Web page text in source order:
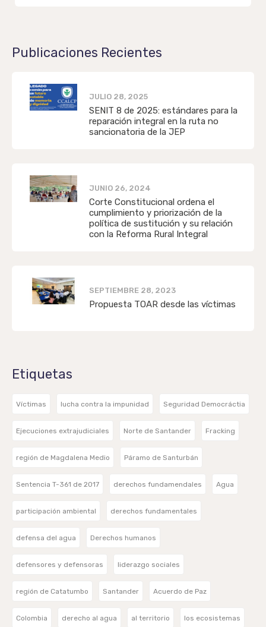
Publicaciones Recientes
JULIO 28, 2025
SENIT 8 de 2025: estándares para la
reparación integral en la ruta no
sancionatoria de la JEP
JUNIO 26, 2024
Corte Constitucional ordena el
cumplimiento y priorización de la
política de sustitución y su relación
con la Reforma Rural Integral
SEPTIEMBRE 28, 2023
Propuesta TOAR desde las víctimas
Etiquetas
Víctimas lucha contra la impunidad Seguridad Democráctia
Ejecuciones extrajudiciales Norte de Santander Fracking
región de Magdalena Medio Páramo de Santurbán
Sentencia T-361 de 2017 derechos fundamendales Agua
participación ambiental derechos fundamentales
defensa del agua Derechos humanos
defensores y defensoras liderazgo sociales
región de Catatumbo Santander Acuerdo de Paz
Colombia derecho al agua al territorio los ecosistemas